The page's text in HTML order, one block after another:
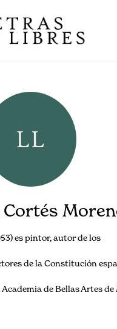
es pintor, autor de los
de la Constitución
de Bellas Artes